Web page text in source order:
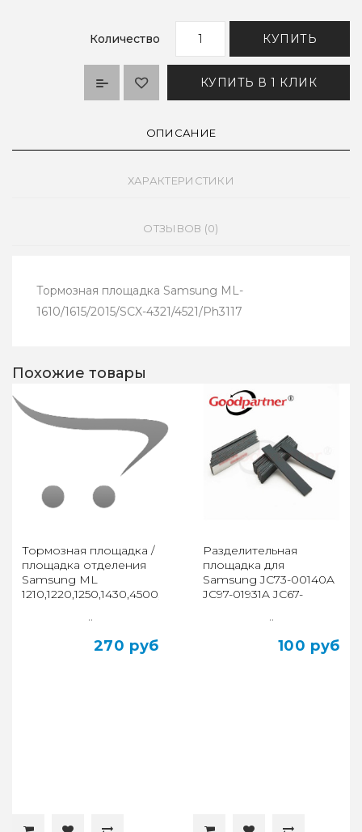
Количество КУПИТЬ
КУПИТЬ В 1 КЛИК
ОПИСАНИЕ
ХАРАКТЕРИСТИКИ
ОТЗЫВОВ (0)
Тормозная площадка Samsung ML-
1610/1615/2015/SCX-4321/4521/Ph3117
Похожие товары
Тормозная площадка /
площадка отделения
Samsung ML
1210,1220,1250,1430,4500,808
..
270 руб
Разделительная
площадка для
Samsung JC73-00140A
JC97-01931A JC67-
JC61-00580A..
100 руб